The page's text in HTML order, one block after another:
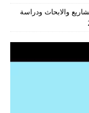
المشاريع والابحاث ودراسة